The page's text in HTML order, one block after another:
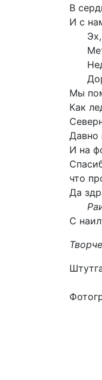
В
И с
Мы
Как
Давно
И на
что
Да
С